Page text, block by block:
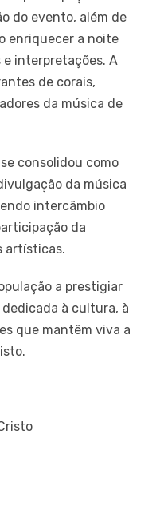
do evento, além de
enriquecer a noite
interpretações. A
de corais,
da música de
consolidou como
da música
intercâmbio
da
artísticas.
a prestigiar
à cultura, à
que mantêm viva a